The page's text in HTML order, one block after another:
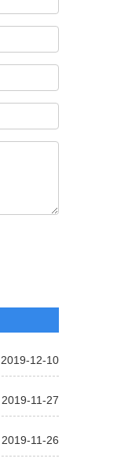
2019-12-10
2019-11-27
2019-11-26